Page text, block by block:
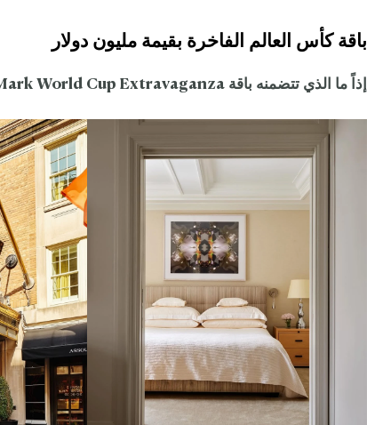
باقة كأس العالم الفاخرة بقيمة مليون دولار
إذاً ما الذي تتضمنه باقة The Mark World Cup Extravaganza؟